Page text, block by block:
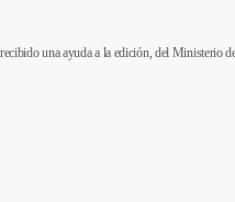
una ayuda a la edición, del Ministerio